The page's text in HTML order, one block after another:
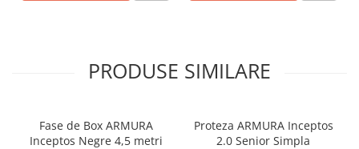
PRODUSE SIMILARE
Fase de Box ARMURA
Inceptos Negre 4,5 metri
Proteza ARMURA Inceptos
2.0 Senior Simpla